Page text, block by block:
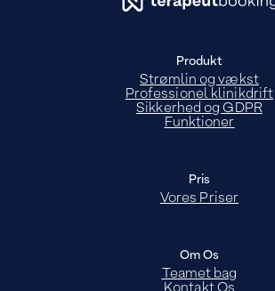
Produkt
Strømlin og vækst
Professionel klinikdrift
Sikkerhed og GDPR
Funktioner
Pris
Vores Priser
Om Os
Teamet bag